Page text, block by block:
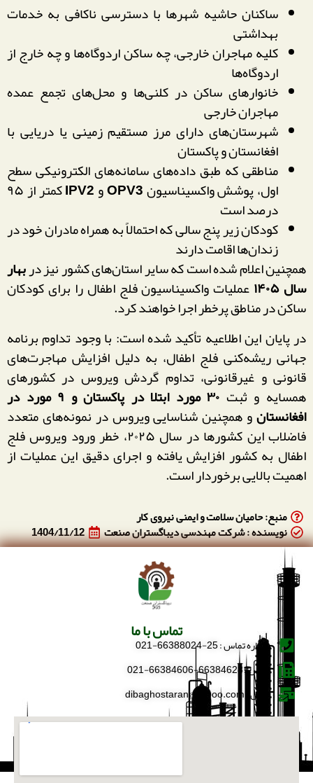
ساکنان حاشیه شهرها با دسترسی ناکافی به خدمات
بهداشتی
کلیه مهاجران خارجی، چه ساکن اردوگاه‌ها و چه خارج از
اردوگاه‌ها
خانوارهای ساکن در کلنی‌ها و محل‌های تجمع عمده
مهاجران خارجی
شهرستان‌های دارای مرز مستقیم زمینی یا دریایی با
افغانستان و پاکستان
مناطقی که طبق داده‌های سامانه‌های الکترونیکی سطح
اول، پوشش واکسیناسیونOPV3وIPV2 کمتر از ۹۵
درصد است
کودکان زیر پنج سالی که احتمالاً به همراه مادران خود در
زندان‌ها اقامت دارند
همچنین اعلام شده است که سایر استان‌های کشور نیز دربهار
سال ۱۴۰۵ عملیات واکسیناسیون فلج اطفال را برای کودکان
ساکن در مناطق پرخطر اجرا خواهند کرد.
در پایان این اطلاعیه تأکید شده است: با وجود تداوم برنامه
جهانی ریشه‌کنی فلج اطفال، به دلیل افزایش مهاجرت‌های
قانونی و غیرقانونی، تداوم گردش ویروس در کشورهای
همسایه و ثبت ۳۰ مورد ابتلا در پاکستان و ۹ مورد در
افغانستانو همچنین شناسایی ویروس در نمونه‌های متعدد
فاضلاب این کشورها در سال ۲۰۲۵، خطر ورود ویروس فلج
اطفال به کشور افزایش یافته و اجرای دقیق این عملیات از
اهمیت بالایی برخوردار است.
منبع: حامیان سلامت و ایمنی نیروی کار
نویسنده : شرکت مهندسی دیباگستران صنعت 1404/11/12
تماس با ما
شماره تماس : 25-66388024-021
فکس : 66384628-66384606-021
ایمیل : dibaghostaran@yahoo.com